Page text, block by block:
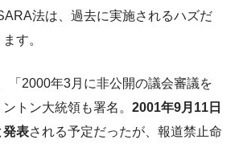
法は、過去に実施されるハズだ
す。
「2000年3月に非公開の議会審議を
トン大統領も署名。 2001年9月11日
発表される予定だったが、報道禁止命